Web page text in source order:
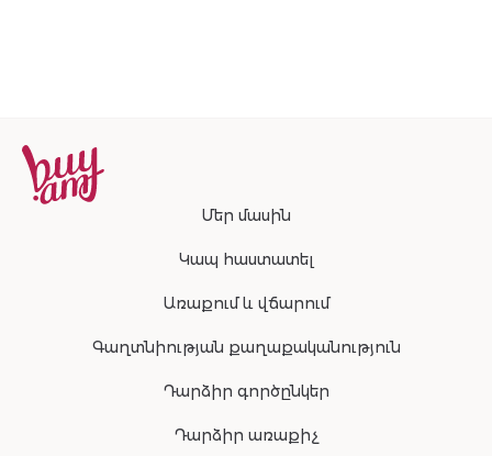
Մեր մասին
Կապ հաստատել
Առաքում և վճարում
Գաղտնիության քաղաքականություն
Դարձիր գործընկեր
Դարձիր առաքիչ